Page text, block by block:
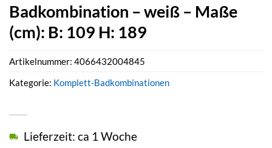
Badkombination – weiß – Maße
(cm): B: 109 H: 189
Lieferzeit: ca 1 Woche
Artikelnummer: 4066432004845
Kategorie: Komplett-Badkombinationen